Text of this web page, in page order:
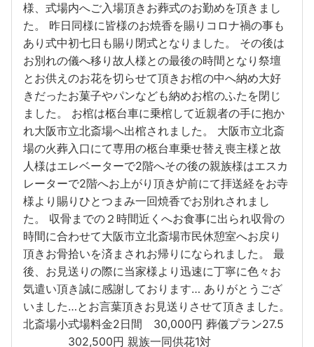
様、式場内へご入場頂きお葬式のお勤めを頂きまし
た。 昨日同様に皆様のお焼香を賜りコロナ禍の事も
あり式中初七日も賜り閉式となりました。 その後は
お別れの儀へ移り故人様との最後の時間となり祭壇
とお供えのお花を切らせて頂きお棺の中へ納め大好
きだったお菓子やパンなども納めお棺のふたを閉じ
ました。 お棺は柩台車に乗棺して近親者の手に抱か
れ大阪市立北斎場へ出棺されました。 大阪市立北斎
場の火葬入口にて専用の柩台車乗せ替え喪主様と故
人様はエレベーターで2階へその後の親族様はエスカ
レーターで2階へお上がり頂き炉前にて拝送経をお寺
様より賜りひとつまみ一回焼香でお別れされまし
た。 収骨までの２時間近くへお食事に出られ収骨の
時間に合わせて大阪市立北斎場市民休憩室へお戻り
頂きお骨拾いを済まされお帰りになられました。 最
後、お見送りの際に当家様より迅速に丁寧に色々お
気遣い頂き誠に感謝しております… ありがとうござ
いました…とお言葉頂きお見送りさせて頂きました。
北斎場小式場料金2日間 30,000円 葬儀プラン27.5
302,500円 親族一同供花1対